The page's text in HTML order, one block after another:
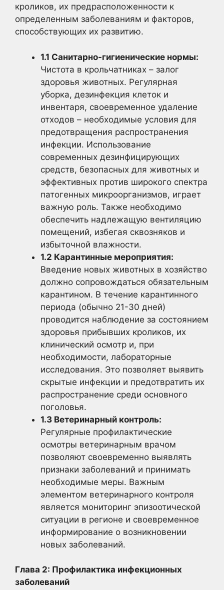
кроликов, их предрасположенности к
определенным заболеваниям и факторов,
способствующих их развитию.
1.1 Санитарно-гигиенические нормы:
Чистота в крольчатниках – залог
здоровья животных. Регулярная
уборка, дезинфекция клеток и
инвентаря, своевременное удаление
отходов – необходимые условия для
предотвращения распространения
инфекции. Использование
современных дезинфицирующих
средств, безопасных для животных и
эффективных против широкого спектра
патогенных микроорганизмов, играет
важную роль. Также необходимо
обеспечить надлежащую вентиляцию
помещений, избегая сквозняков и
избыточной влажности.
1.2 Карантинные мероприятия:
Введение новых животных в хозяйство
должно сопровождаться обязательным
карантином. В течение карантинного
периода (обычно 21-30 дней)
проводится наблюдение за состоянием
здоровья прибывших кроликов, их
клинический осмотр и, при
необходимости, лабораторные
исследования. Это позволяет выявить
скрытые инфекции и предотвратить их
распространение среди основного
поголовья.
1.3 Ветеринарный контроль:
Регулярные профилактические
осмотры ветеринарным врачом
позволяют своевременно выявлять
признаки заболеваний и принимать
необходимые меры. Важным
элементом ветеринарного контроля
является мониторинг эпизоотической
ситуации в регионе и своевременное
информирование о возникновении
новых заболеваний.
Глава 2: Профилактика инфекционных
заболеваний